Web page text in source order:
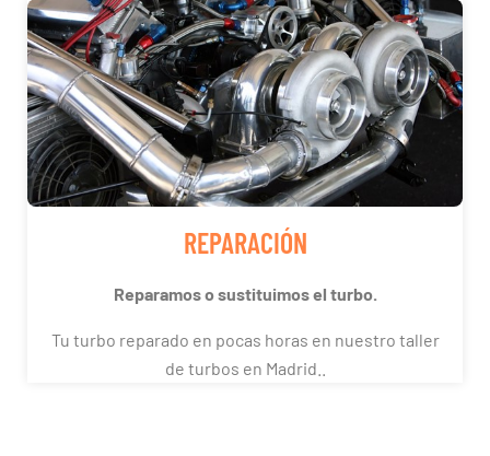
REPARACIÓN
Reparamos o sustituimos el turbo.
Tu turbo reparado en pocas horas en nuestro taller
de turbos en Madrid..